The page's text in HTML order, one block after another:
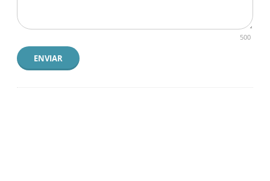
500
ENVIAR